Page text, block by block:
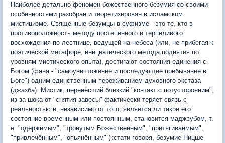
Наиболее детально феномен божественного безумия со своими
особенностями разобран и теоретизирован в исламском
мистицизме. Священные безумцы в суфизме - это те, кто в
противоположность методу постепенного и терпеливого
восхождения по лестнице, ведущей на небеса (или, не прибегая к
поэтической метафоре, инициатического метода поднятия по
уровням мистического опыта), достигают состояния единения с
Богом (фана - "самоуничтожение и последующее пребывание в
Боге") одним-единственным переживанием духовного экстаза
(джазба). Мистик, перенёсший близкий "контакт с потусторонним",
из-за шока от "снятия завесы" фактически теряет связь с
реальностью и, независимо от того, является ли такое его
состояние временным или постоянным, становится маджзубом, т.
е. "одержимым", "тронутым Божественным", "притягиваемым",
"привлечённым", "опьянённым" (кстати говоря, безумие Ницше